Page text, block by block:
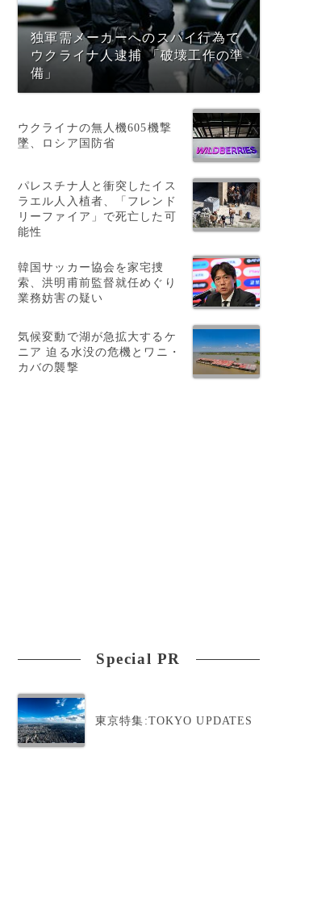
独軍需メーカーへのスパイ行為で
ウクライナ人逮捕 「破壊工作の準
備」
ウクライナの無人機605機撃
墜、ロシア国防省
パレスチナ人と衝突したイス
ラエル人入植者、「フレンド
リーファイア」で死亡した可
能性
韓国サッカー協会を家宅捜
索、洪明甫前監督就任めぐり
業務妨害の疑い
気候変動で湖が急拡大するケ
ニア 迫る水没の危機とワニ・
カバの襲撃
Special PR
東京特集:TOKYO UPDATES